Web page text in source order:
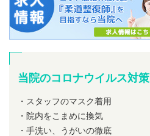
当院のコロナウイルス対策
・スタッフのマスク着用
・院内をこまめに換気
・手洗い、うがいの徹底